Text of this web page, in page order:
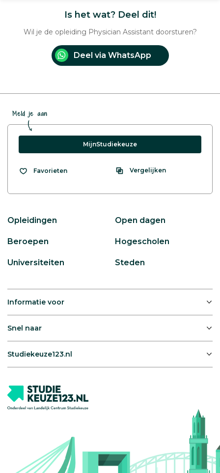
Is het wat? Deel dit!
Wil je de opleiding Physician Assistant doorsturen?
Deel via WhatsApp
Meld je aan
MijnStudiekeuze
Favorieten Vergelijken
Opleidingen Open dagen
Beroepen Hogescholen
Universiteiten Steden
Informatie voor
Snel naar
Studiekeuze123.nl